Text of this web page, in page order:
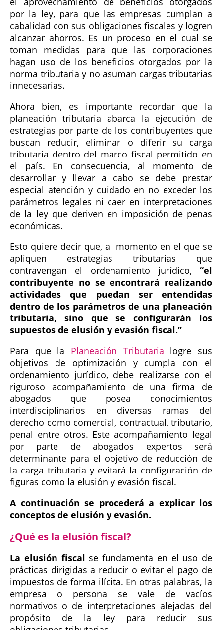
por la ley, para que las empresas cumplan a
cabalidad con sus obligaciones fiscales y logren
alcanzar ahorros. Es un proceso en el cual se
toman medidas para que las corporaciones
hagan uso de los beneficios otorgados por la
norma tributaria y no asuman cargas tributarias
innecesarias.
Ahora bien, es importante recordar que la
planeación tributaria abarca la ejecución de
estrategias por parte de los contribuyentes que
buscan reducir, eliminar o diferir su carga
tributaria dentro del marco fiscal permitido en
el país. En consecuencia, al momento de
desarrollar y llevar a cabo se debe prestar
especial atención y cuidado en no exceder los
parámetros legales ni caer en interpretaciones
de la ley que deriven en imposición de penas
económicas.
Esto quiere decir que, al momento en el que se
apliquen estrategias tributarias que
contravengan el ordenamiento jurídico,
el
contribuyente no se encontrará realizando
actividades que puedan ser entendidas
dentro de los parámetros de una planeación
tributaria, sino que se configurarán los
supuestos de elusión y evasión fiscal.
Para que la Planeación Tributaria logre sus
objetivos de optimización y cumpla con el
ordenamiento jurídico, debe realizarse con el
riguroso acompañamiento de una firma de
abogados que posea conocimientos
interdisciplinarios en diversas ramas del
derecho como comercial, contractual, tributario,
penal entre otros. Este acompañamiento legal
por parte de abogados expertos será
determinante para el objetivo de reducción de
la carga tributaria y evitará la configuración de
figuras como la elusión y evasión fiscal.
A continuación se procederá a explicar los
conceptos de elusión y evasión.
¿Qué es la elusión fiscal?
La elusión fiscal se fundamenta en el uso de
prácticas dirigidas a reducir o evitar el pago de
impuestos de forma ilícita. En otras palabras, la
empresa o persona se vale de vacíos
normativos o de interpretaciones alejadas del
propósito de la ley para reducir sus